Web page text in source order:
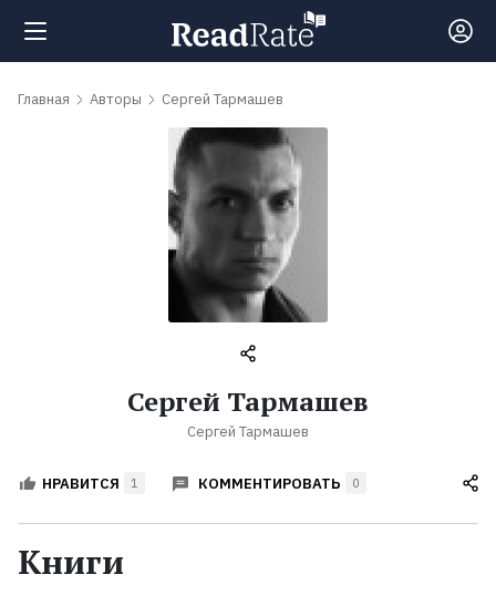
Поиск
обсуждаемые
Авторы
Жанры
Главная Авторы Сергей Тармашев
Сергей Тармашев
Сергей Тармашев
НРАВИТСЯ 1 КОММЕНТИРОВАТЬ 0
Книги